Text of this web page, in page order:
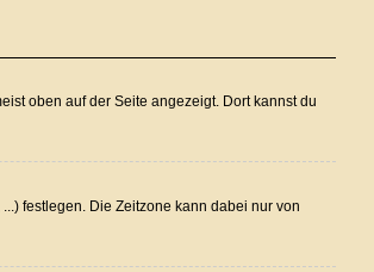
oben auf der Seite angezeigt. Dort kannst du
festlegen. Die Zeitzone kann dabei nur von